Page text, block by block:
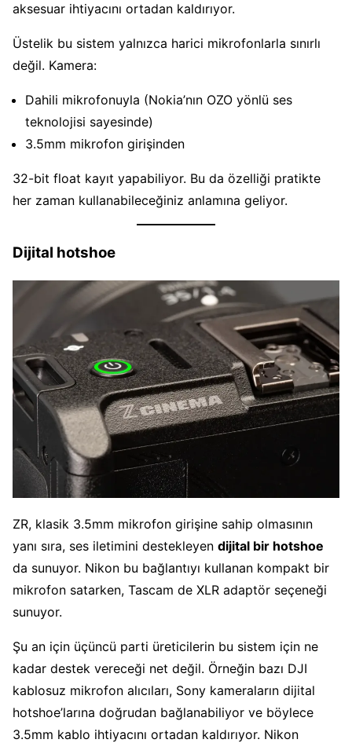
aksesuar ihtiyacını ortadan kaldırıyor.
Üstelik bu sistem yalnızca harici mikrofonlarla sınırlı
değil. Kamera:
Dahili mikrofonuyla (Nokia’nın OZO yönlü ses
teknolojisi sayesinde)
3.5mm mikrofon girişinden
32-bit float kayıt yapabiliyor. Bu da özelliği pratikte
her zaman kullanabileceğiniz anlamına geliyor.
Dijital hotshoe
ZR, klasik 3.5mm mikrofon girişine sahip olmasının
yanı sıra, ses iletimini destekleyen dijital bir hotshoe
da sunuyor. Nikon bu bağlantıyı kullanan kompakt bir
mikrofon satarken, Tascam de XLR adaptör seçeneği
sunuyor.
Şu an için üçüncü parti üreticilerin bu sistem için ne
kadar destek vereceği net değil. Örneğin bazı DJI
kablosuz mikrofon alıcıları, Sony kameraların dijital
hotshoe’larına doğrudan bağlanabiliyor ve böylece
3.5mm kablo ihtiyacını ortadan kaldırıyor. Nikon